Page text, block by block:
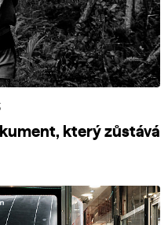
který zůstává